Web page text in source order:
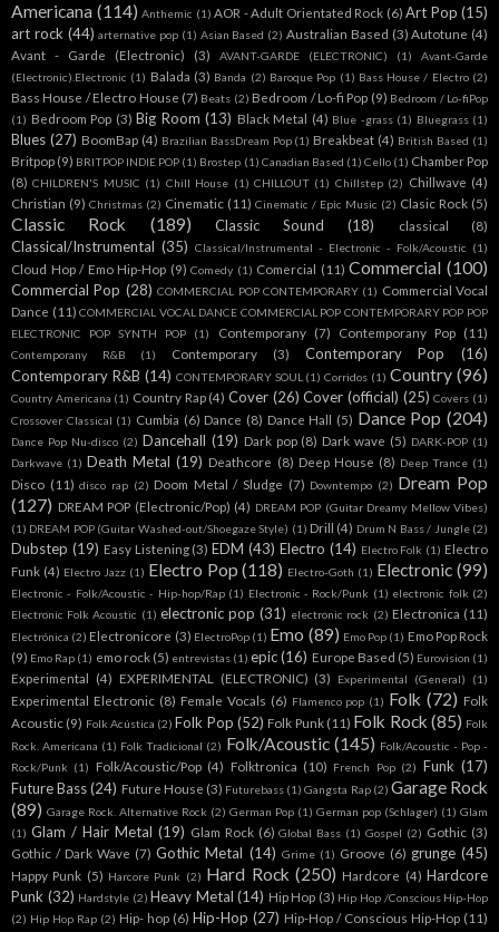
Americana (114) Anthemic (1) AOR - Adult Orientated Rock (6) Art Pop (15)
art rock (44) arternative pop (1) Asian Based (2) Australian Based (3) Autotune (4)
Avant - Garde (Electronic)
(3) AVANT-GARDE (ELECTRONIC) (1)
Avant-Garde
(Electronic).Electronic (1) Balada (3) Banda (2) Baroque Pop (1) Bass House / Electro (2)
Bass House / Electro House (7) Beats (2) Bedroom / Lo-fi Pop (9) Bedroom / Lo-fiPop
(1) Bedroom Pop (3) Big Room (13) Black Metal (4) Blue -grass (1) Bluegrass (1)
Blues (27) BoomBap (4) Brazilian BassDream Pop (1) Breakbeat (4) British Based (1)
Britpop (9) BRITPOP INDIE POP (1) Brostep (1) Canadian Based (1) Cello (1) Chamber Pop
(8) CHILDREN'S MUSIC (1) Chill House (1) CHILLOUT (1) Chillstep (2) Chillwave (4)
Christian (9) Christmas (2) Cinematic (11) Cinematic / Epic Music (2) Clasic Rock (5)
Classic Rock (189) Classic Sound (18) classical (8)
Classical/Instrumental (35) Classical/Instrumental - Electronic - Folk/Acoustic (1)
Cloud Hop / Emo Hip-Hop (9) Comedy (1) Comercial (11) Commercial (100)
Commercial Pop (28) COMMERCIAL POP CONTEMPORARY (1) Commercial Vocal
Dance (11) COMMERCIAL VOCAL DANCE COMMERCIAL POP CONTEMPORARY POP POP
ELECTRONIC POP SYNTH POP
(1) Contemporany (7) Contemporany Pop (11)
Contemporany R&B (1) Contemporary (3) Contemporary Pop
(16)
Contemporary R&B (14) CONTEMPORARY SOUL (1) Corridos (1) Country (96)
Country Americana (1) Country Rap (4) Cover (26) Cover (official) (25) Covers (1)
Crossover Classical (1) Cumbia (6) Dance (8) Dance Hall (5) Dance Pop (204)
Dance Pop Nu-disco (2) Dancehall (19) Dark pop (8) Dark wave (5) DARK-POP (1)
Darkwave (1) Death Metal (19) Deathcore (8) Deep House (8) Deep Trance (1)
Disco (11) disco rap (2) Doom Metal / Sludge (7) Downtempo (2) Dream Pop
(127) DREAM POP (Electronic/Pop) (4) DREAM POP (Guitar Dreamy Mellow Vibes)
(1) DREAM POP (Guitar Washed-out/Shoegaze Style) (1) Drill (4) Drum N Bass / Jungle (2)
Dubstep (19) Easy Listening (3) EDM (43) Electro (14) Electro Folk (1) Electro
Funk (4) Electro Jazz (1) Electro Pop (118) Electro-Goth (1) Electronic (99)
Electronic - Folk/Acoustic - Hip-hop/Rap (1) Electronic - Rock/Punk (1) electronic folk (2)
Electronic Folk Acoustic (1) electronic pop (31) electronic rock (2) Electronica (11)
Electrónica (2) Electronicore (3) ElectroPop (1) Emo (89) Emo Pop (1) Emo Pop Rock
(9) Emo Rap (1) emo rock (5) entrevistas (1) epic (16) Europe Based (5) Eurovision (1)
Experimental (4) EXPERIMENTAL (ELECTRONIC) (3) Experimental (General) (1)
Experimental Electronic (8) Female Vocals (6) Flamenco pop (1) Folk (72) Folk
Acoustic (9) Folk Acústica (2) Folk Pop (52) Folk Punk (11) Folk Rock (85) Folk
Rock. Americana (1) Folk Tradicional (2) Folk/Acoustic (145) Folk/Acoustic - Pop -
Rock/Punk (1) Folk/Acoustic/Pop (4) Folktronica (10) French Pop (2) Funk (17)
Future Bass (24) Future House (3) Futurebass (1) Gangsta Rap (2) Garage Rock
(89) Garage Rock. Alternative Rock (2) German Pop (1) German pop (Schlager) (1) Glam
(1) Glam / Hair Metal (19) Glam Rock (6) Global Bass (1) Gospel (2) Gothic (3)
Gothic / Dark Wave (7) Gothic Metal (14) Grime (1) Groove (6) grunge (45)
Happy Punk (5) Harcore Punk (2) Hard Rock (250) Hardcore (4) Hardcore
Punk (32) Hardstyle (2) Heavy Metal (14) Hip Hop (3) Hip Hop /Conscious Hip-Hop
(2) Hip Hop Rap (2) Hip- hop (6) Hip-Hop (27) Hip-Hop / Conscious Hip-Hop (11)